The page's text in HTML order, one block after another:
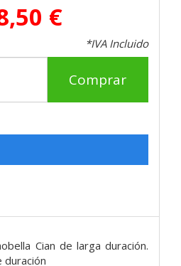
€
*IVA Incluido
Comprar
Cian de larga duración.
duración